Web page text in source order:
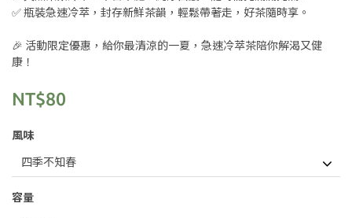
✅ 瓶裝急速冷萃，封存新鮮茶韻，輕鬆帶著走，好茶隨時享。
🎉 活動限定優惠，給你最清涼的一夏，急速冷萃茶陪你解渴又健
康！
NT$80
風味
容量